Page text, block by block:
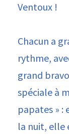
Ventoux !
Chacun a
rythme,
grand
spéciale à
papates » :
la nuit, elle